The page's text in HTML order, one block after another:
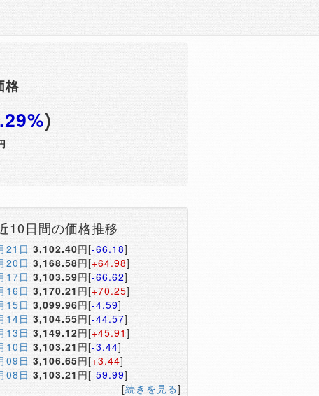
格
)
10日間の価格推移
21日 3,102.40円[-66.18]
20日 3,168.58円[+64.98]
17日 3,103.59円[-66.62]
16日 3,170.21 円[+70.25]
15日 3,099.96円[-4.59]
14日 3,104.55円[-44.57]
13日 3,149.12円[+45.91 ]
10日 3,103.21円[-3.44]
09日 3,106.65円[+3.44]
08日 3,103.21 円[-59.99]
[続きを見る]